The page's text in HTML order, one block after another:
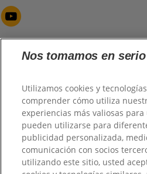
Volver al inicio
Nos tomamos en
Utilizamos cookies y
comprender cómo utiliza
experiencias más valiosas para
pueden utilizarse para
publicidad personalizada,
comunicación con socios
utilizando este sitio, usted